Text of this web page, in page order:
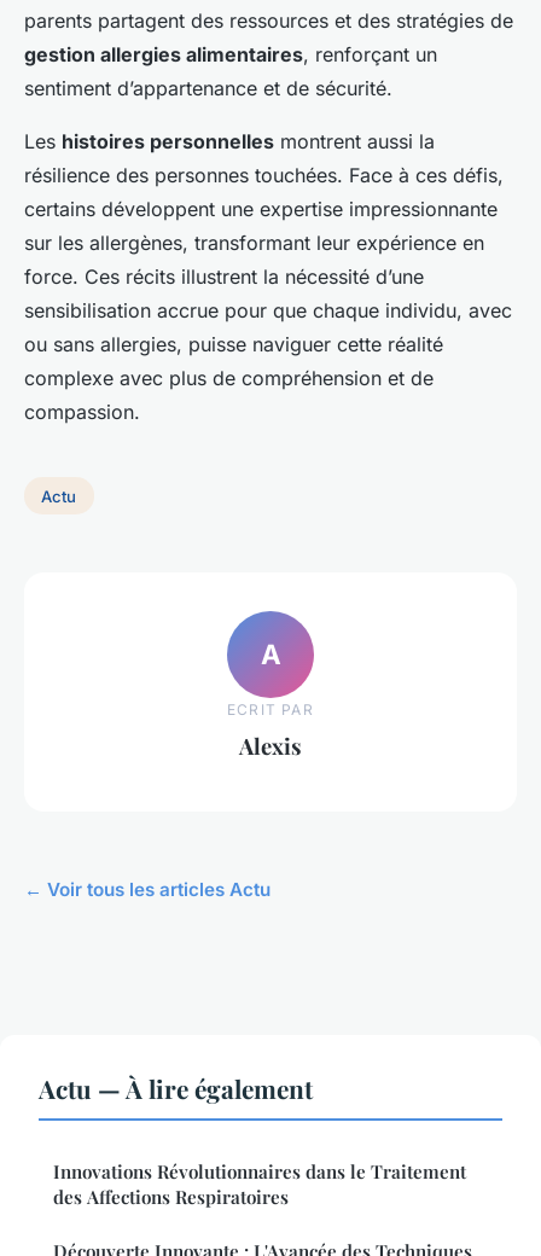
parents partagent des ressources et des stratégies de
gestion allergies alimentaires, renforçant un
sentiment d’appartenance et de sécurité.
Les histoires personnelles montrent aussi la
résilience des personnes touchées. Face à ces défis,
certains développent une expertise impressionnante
sur les allergènes, transformant leur expérience en
force. Ces récits illustrent la nécessité d’une
sensibilisation accrue pour que chaque individu, avec
ou sans allergies, puisse naviguer cette réalité
complexe avec plus de compréhension et de
compassion.
Actu
A
ECRIT PAR
Alexis
← Voir tous les articles Actu
Actu — À lire également
Innovations Révolutionnaires dans le Traitement
des Affections Respiratoires
Découverte Innovante : L'Avancée des Techniques